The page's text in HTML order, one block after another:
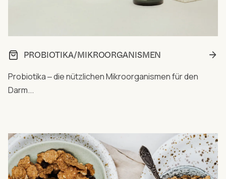
PROBIOTIKA/MIKROORGANISMEN
Probiotika ‒ die nützlichen Mikroorganismen für den
Darm...